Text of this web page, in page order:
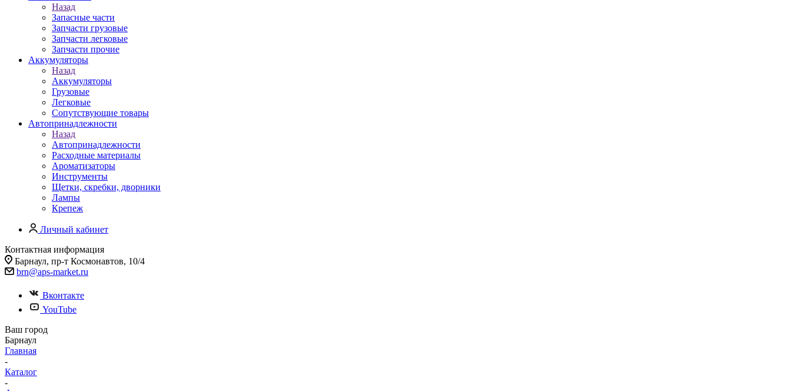
Назад
Запасные части
Запчасти грузовые
Запчасти легковые
Запчасти прочие
Аккумуляторы
Назад
Аккумуляторы
Грузовые
Легковые
Сопутствующие товары
Автопринадлежности
Назад
Автопринадлежности
Расходные материалы
Ароматизаторы
Инструменты
Щетки, скребки, дворники
Лампы
Крепеж
Личный кабинет
Контактная информация
Барнаул, пр-т Космонавтов, 10/4
brn@aps-market.ru
Вконтакте
YouTube
Ваш город
Барнаул
Главная
-
Каталог
-